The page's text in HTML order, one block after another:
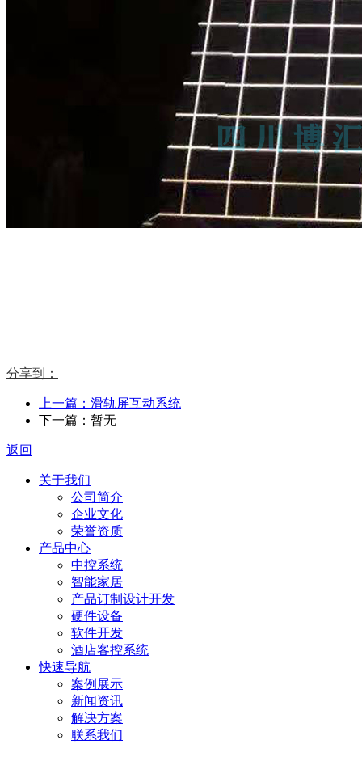
分享到：
上一篇：滑轨屏互动系统
下一篇：暂无
返回
关于我们
公司简介
企业文化
荣誉资质
产品中心
中控系统
智能家居
产品订制设计开发
硬件设备
软件开发
酒店客控系统
快速导航
案例展示
新闻资讯
解决方案
联系我们